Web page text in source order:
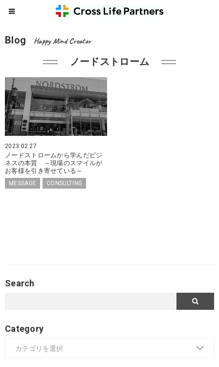
Blog Happy Mind Creator
ノードストローム
2023.02.27
ノードストロームから学んだビジ
ネスの本質 ～現場のスマイルが
お客様を引き寄せている～
MESSAGE CONSULTING
Search
Category